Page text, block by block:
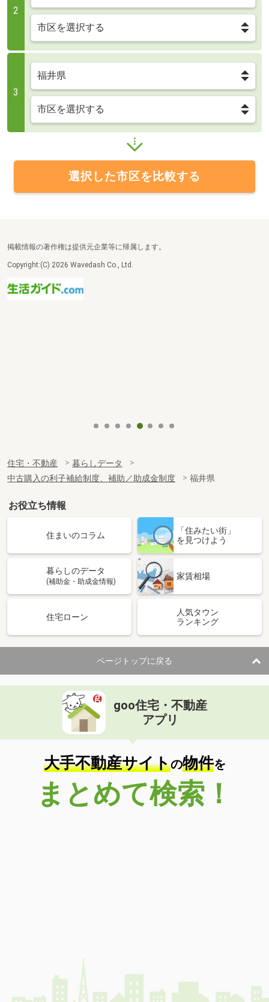
2
3
選択した市区を比較する
掲載情報の著作権は提供元企業等に帰属します。
Copyright:(C) 2026 Wavedash Co., Ltd.
住宅・不動産
暮らしデータ
中古購入の利子補給制度、補助／助成金制度
福井県
お役立ち情報
住まいのコラム
「住みたい街」
を見つけよう
暮らしのデータ
(補助金・助成金情報)
家賃相場
住宅ローン
人気タウン
ランキング
ページトップに戻る
goo住宅・不動産
アプリ
大手不動産サイトの物件を
まとめて検索！